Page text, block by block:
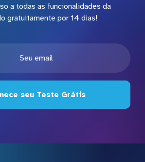
a todas as funcionalidades da
gratuitamente por 14 dias!
seu Teste Grátis